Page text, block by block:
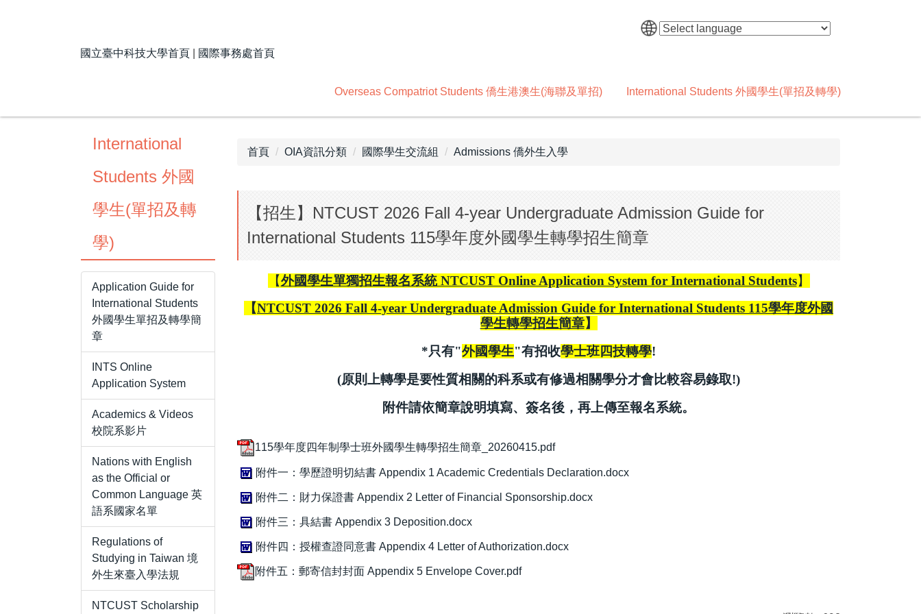
國立臺中科技大學首頁 國際事務處首頁
Overseas Compatriot Students 僑生港澳生(海聯及單招) International Students 外國學生(單招及轉學)
International
Students 外國
學生(單招及轉
學)
Application Guide for
International Students
外國學生單招及轉學簡
章
INTS Online
Application System
Academics & Videos
校院系影片
Nations with English
as the Official or
Common Language 英
語系國家名單
Regulations of
Studying in Taiwan 境
外生來臺入學法規
NTCUST Scholarship
首頁 OIA資訊分類 國際學生交流組 Admissions 僑外生入學
【招生】NTCUST 2026 Fall 4-year Undergraduate Admission Guide for
International Students 115學年度外國學生轉學招生簡章
【外國學生單獨招生報名系統 NTCUST Online Application System for International Students】
【NTCUST 2026 Fall 4-year Undergraduate Admission Guide for International Students 115學年度外國
學生轉學招生簡章】
*只有"外國學生"有招收學士班四技轉學!
(原則上轉學是要性質相關的科系或有修過相關學分才會比較容易錄取!)
附件請依簡章說明填寫、簽名後，再上傳至報名系統。
115學年度四年制學士班外國學生轉學招生簡章_20260415.pdf
附件一：學歷證明切結書 Appendix 1 Academic Credentials Declaration.docx
附件二：財力保證書 Appendix 2 Letter of Financial Sponsorship.docx
附件三：具結書 Appendix 3 Deposition.docx
附件四：授權查證同意書 Appendix 4 Letter of Authorization.docx
附件五：郵寄信封封面 Appendix 5 Envelope Cover.pdf